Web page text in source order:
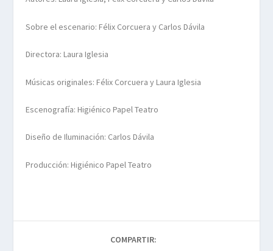
Sobre el escenario: Félix Corcuera y Carlos Dávila
Directora: Laura Iglesia
Músicas originales: Félix Corcuera y Laura Iglesia
Escenografía: Higiénico Papel Teatro
Diseño de Iluminación: Carlos Dávila
Producción: Higiénico Papel Teatro
COMPARTIR: